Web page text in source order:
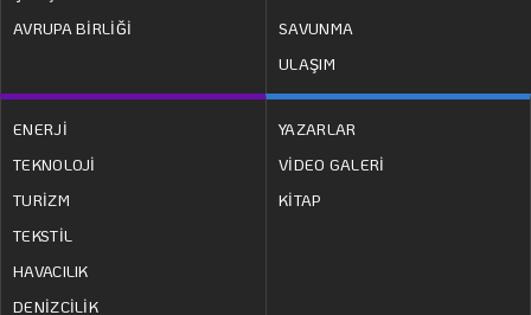
AVRUPA BİRLİĞİ
SAVUNMA
ULAŞIM
ENERJİ
TEKNOLOJİ
TURİZM
TEKSTİL
HAVACILIK
DENİZCİLİK
YAZARLAR
VİDEO GALERİ
KİTAP